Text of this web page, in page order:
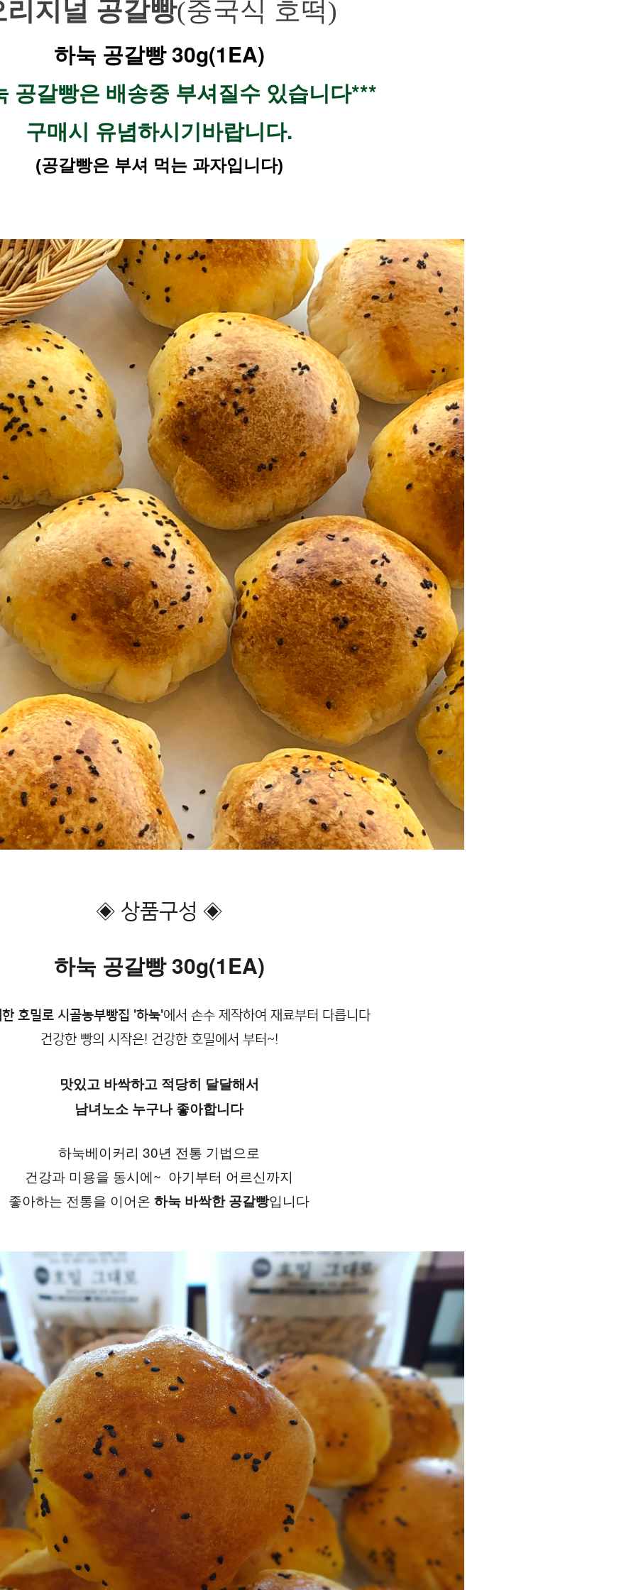
리지널 공갈빵(중국식 호떡)
하눅 공갈빵 30g(1EA)
공갈빵은 배송중 부셔질수 있습니다***
구매시 유념하시기바랍니다.
(공갈빵은 부셔 먹는 과자입니다)
◈ 상품구성 ◈
하눅 공갈빵 30g(1EA)
호밀로 시골농부빵집 '하눅'에서 손수 제작하여 재료부터 다릅니다
건강한 빵의 시작은! 건강한 호밀에서 부터~!
맛있고 바싹하고 적당히 달달해서
남녀노소 누구나 좋아합니다
하눅베이커리 30년 전통 기법으로
건강과 미용을 동시에~  아기부터 어르신까지
좋아하는 전통을 이어온 하눅 바싹한 공갈빵입니다